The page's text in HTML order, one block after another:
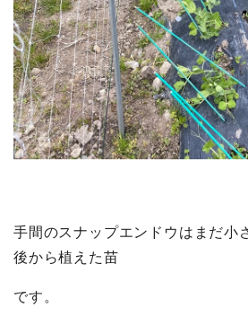
手間のスナップエンドウはまだ小
後から植えた苗
です。